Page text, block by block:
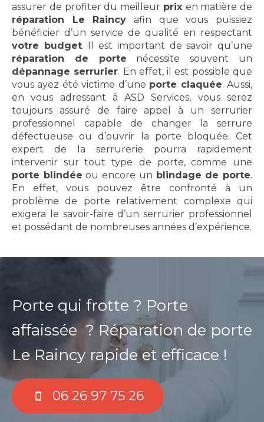
assurer de profiter du meilleur prix en matière de
réparation Le Raincy afin que vous puissiez
bénéficier d’un service de qualité en respectant
votre budget. Il est important de savoir qu’une
réparation de porte nécessite souvent un
dépannage serrurier. En effet, il est possible que
vous ayez été victime d’une porte claquée. Aussi,
en vous adressant à ASD Services, vous serez
toujours assuré de faire appel à un serrurier
professionnel capable de changer la serrure
défectueuse ou d’ouvrir la porte bloquée. Cet
expert de la serrurerie pourra rapidement
intervenir sur tout type
de porte, comme une
porte blindée ou encore un blindage de porte.
En effet, vous pouvez être confronté à un
problème de porte relativement complexe qui
exigera le savoir-faire d’un serrurier professionnel
et possédant de nombreuses années d’expérience.
Porte qui frotte ? Porte
affaissée ?Réparation de porte
Le Raincy rapide et efficace !
06 26 97 75 26